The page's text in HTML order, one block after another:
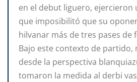
en el debut liguero, ejercieron
que imposibilitó que su
hilvanar más de tres pases de
Bajo este contexto de partido,
desde la perspectiva
tomaron la medida al derbi